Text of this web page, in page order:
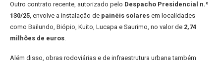
Outro contrato recente, autorizado pelo Despacho Presidencial n.º
130/25, envolve a instalação de painéis solares em localidades
como Bailundo, Biópio, Kuito, Lucapa e Saurimo, no valor de 2,74
milhões de euros.
Além disso, obras rodoviárias e de infraestrutura urbana também